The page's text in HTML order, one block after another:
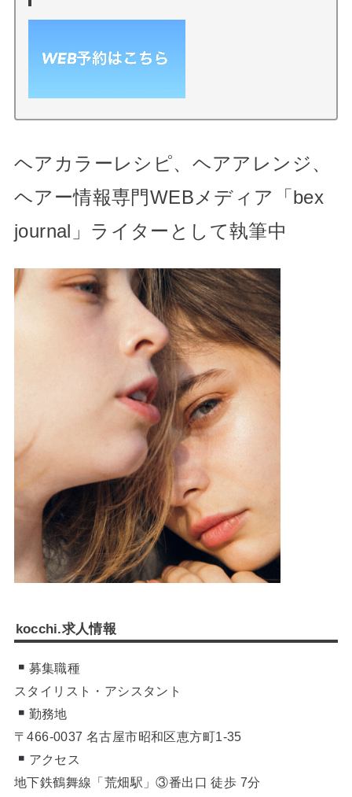
ヘアカラーレシピ、ヘアアレンジ、
ヘアー情報専門WEBメディア「bex
journal」ライターとして執筆中
kocchi.求人情報
募集職種
スタイリスト・アシスタント
勤務地
〒466-0037 名古屋市昭和区恵方町1-35
アクセス
地下鉄鶴舞線「荒畑駅」③番出口 徒歩 7分